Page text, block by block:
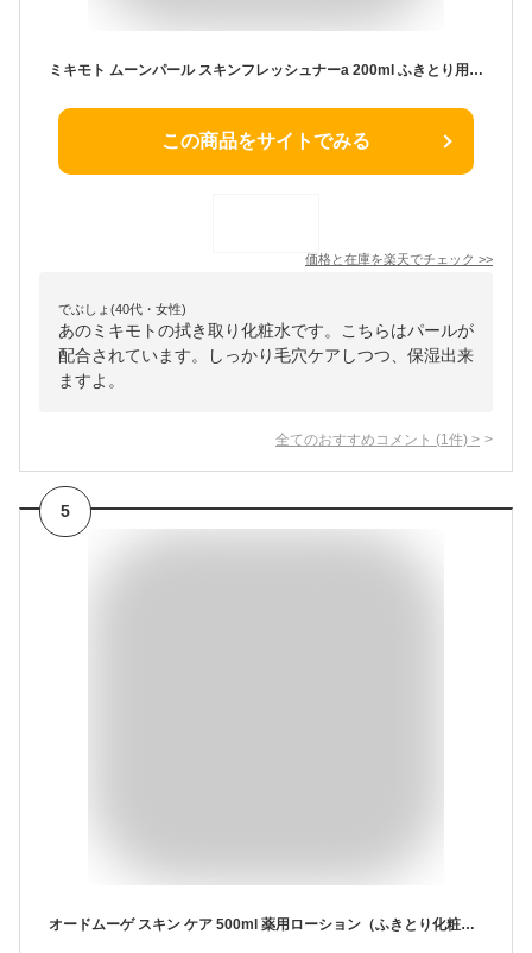
ミキモト ムーンパール スキンフレッシュナーa 200ml ふきとり用化粧水 拭きとり 拭き取り ローション ニキビ 角質 毛穴 角栓 黒ずみ 効果 おすすめ 人気 おすすめ 朝 夜 エイジング 年齢肌 乾燥 保湿 敏感肌 無香料 無着色 パラベンフリー 透明感
この商品をサイトでみる
価格と在庫を楽天でチェック >>
でぶしょ(40代・女性)
あのミキモトの拭き取り化粧水です。こちらはパールが
配合されています。しっかり毛穴ケアしつつ、保湿出来
ますよ。
全てのおすすめコメント (1 件) >
5
オードムーゲ スキン ケア 500ml 薬用ローション（ふきとり化粧水）